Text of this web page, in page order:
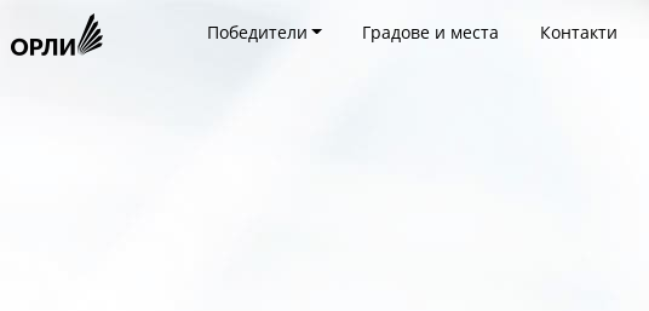
Победители Градове и места Контакти